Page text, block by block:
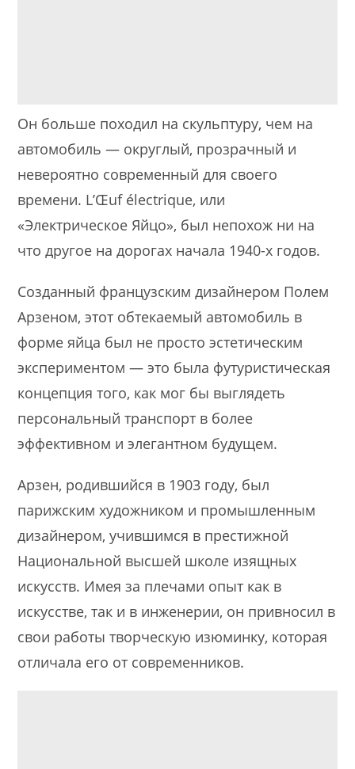
Он больше походил на скульптуру, чем на
автомобиль — округлый, прозрачный и
невероятно современный для своего
времени. L’Œuf électrique, или
«Электрическое Яйцо», был непохож ни на
что другое на дорогах начала 1940-х годов.
Созданный французским дизайнером Полем
Арзеном, этот обтекаемый автомобиль в
форме яйца был не просто эстетическим
экспериментом — это была футуристическая
концепция того, как мог бы выглядеть
персональный транспорт в более
эффективном и элегантном будущем.
Арзен, родившийся в 1903 году, был
парижским художником и промышленным
дизайнером, учившимся в престижной
Национальной высшей школе изящных
искусств. Имея за плечами опыт как в
искусстве, так и в инженерии, он привносил в
свои работы творческую изюминку, которая
отличала его от современников.